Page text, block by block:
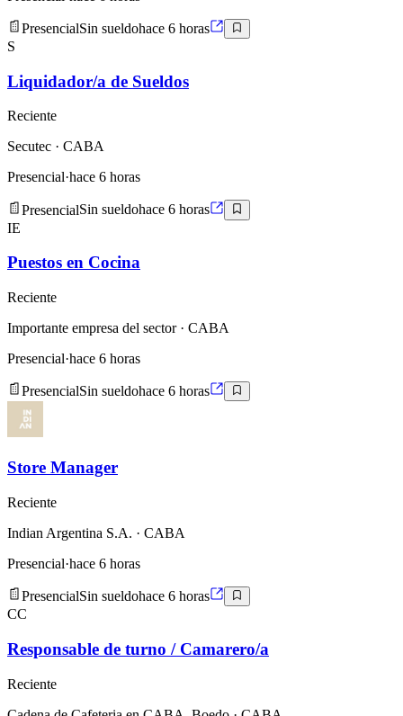
PresencialSin sueldohace 6 horas
S
Liquidador/a de Sueldos
Reciente
Secutec · CABA
Presencial·hace 6 horas
PresencialSin sueldohace 6 horas
IE
Puestos en Cocina
Reciente
Importante empresa del sector· CABA
Presencial·hace 6 horas
PresencialSin sueldohace 6 horas
Store Manager
Reciente
Indian Argentina S.A. · CABA
Presencial·hace 6 horas
PresencialSin sueldohace 6 horas
CC
Responsable de turno / Camarero/a
Reciente